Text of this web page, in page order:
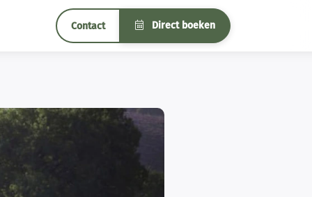
Contact Direct boeken